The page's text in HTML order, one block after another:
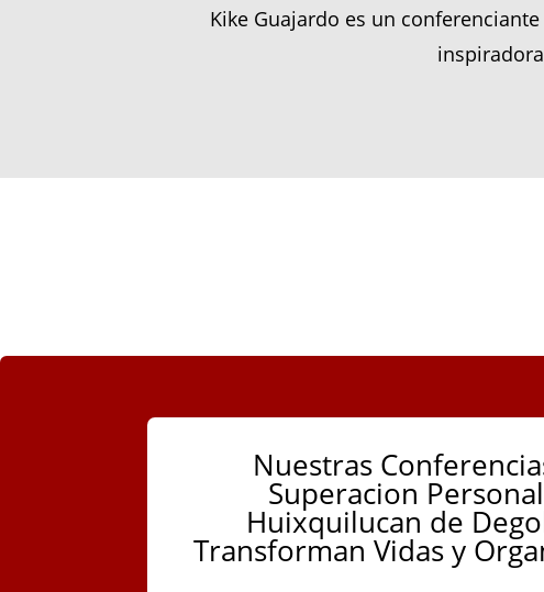
Kike Guajardo es un
Nuestras
Superacion
Huixquilucan de
Transforman Vidas y